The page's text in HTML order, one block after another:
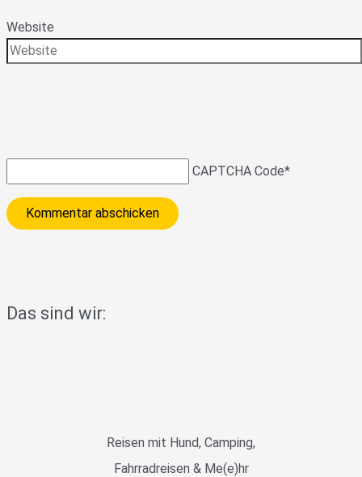
Website
CAPTCHA Code*
Das sind wir:
Reisen mit Hund, Camping,
Fahrradreisen & Me(e)hr